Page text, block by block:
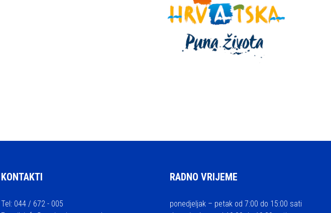
KONTAKTI
Tel: 044 / 672 - 005
RADNO VRIJEME
ponedjeljak – petak od 7:00 do 15:00 sati